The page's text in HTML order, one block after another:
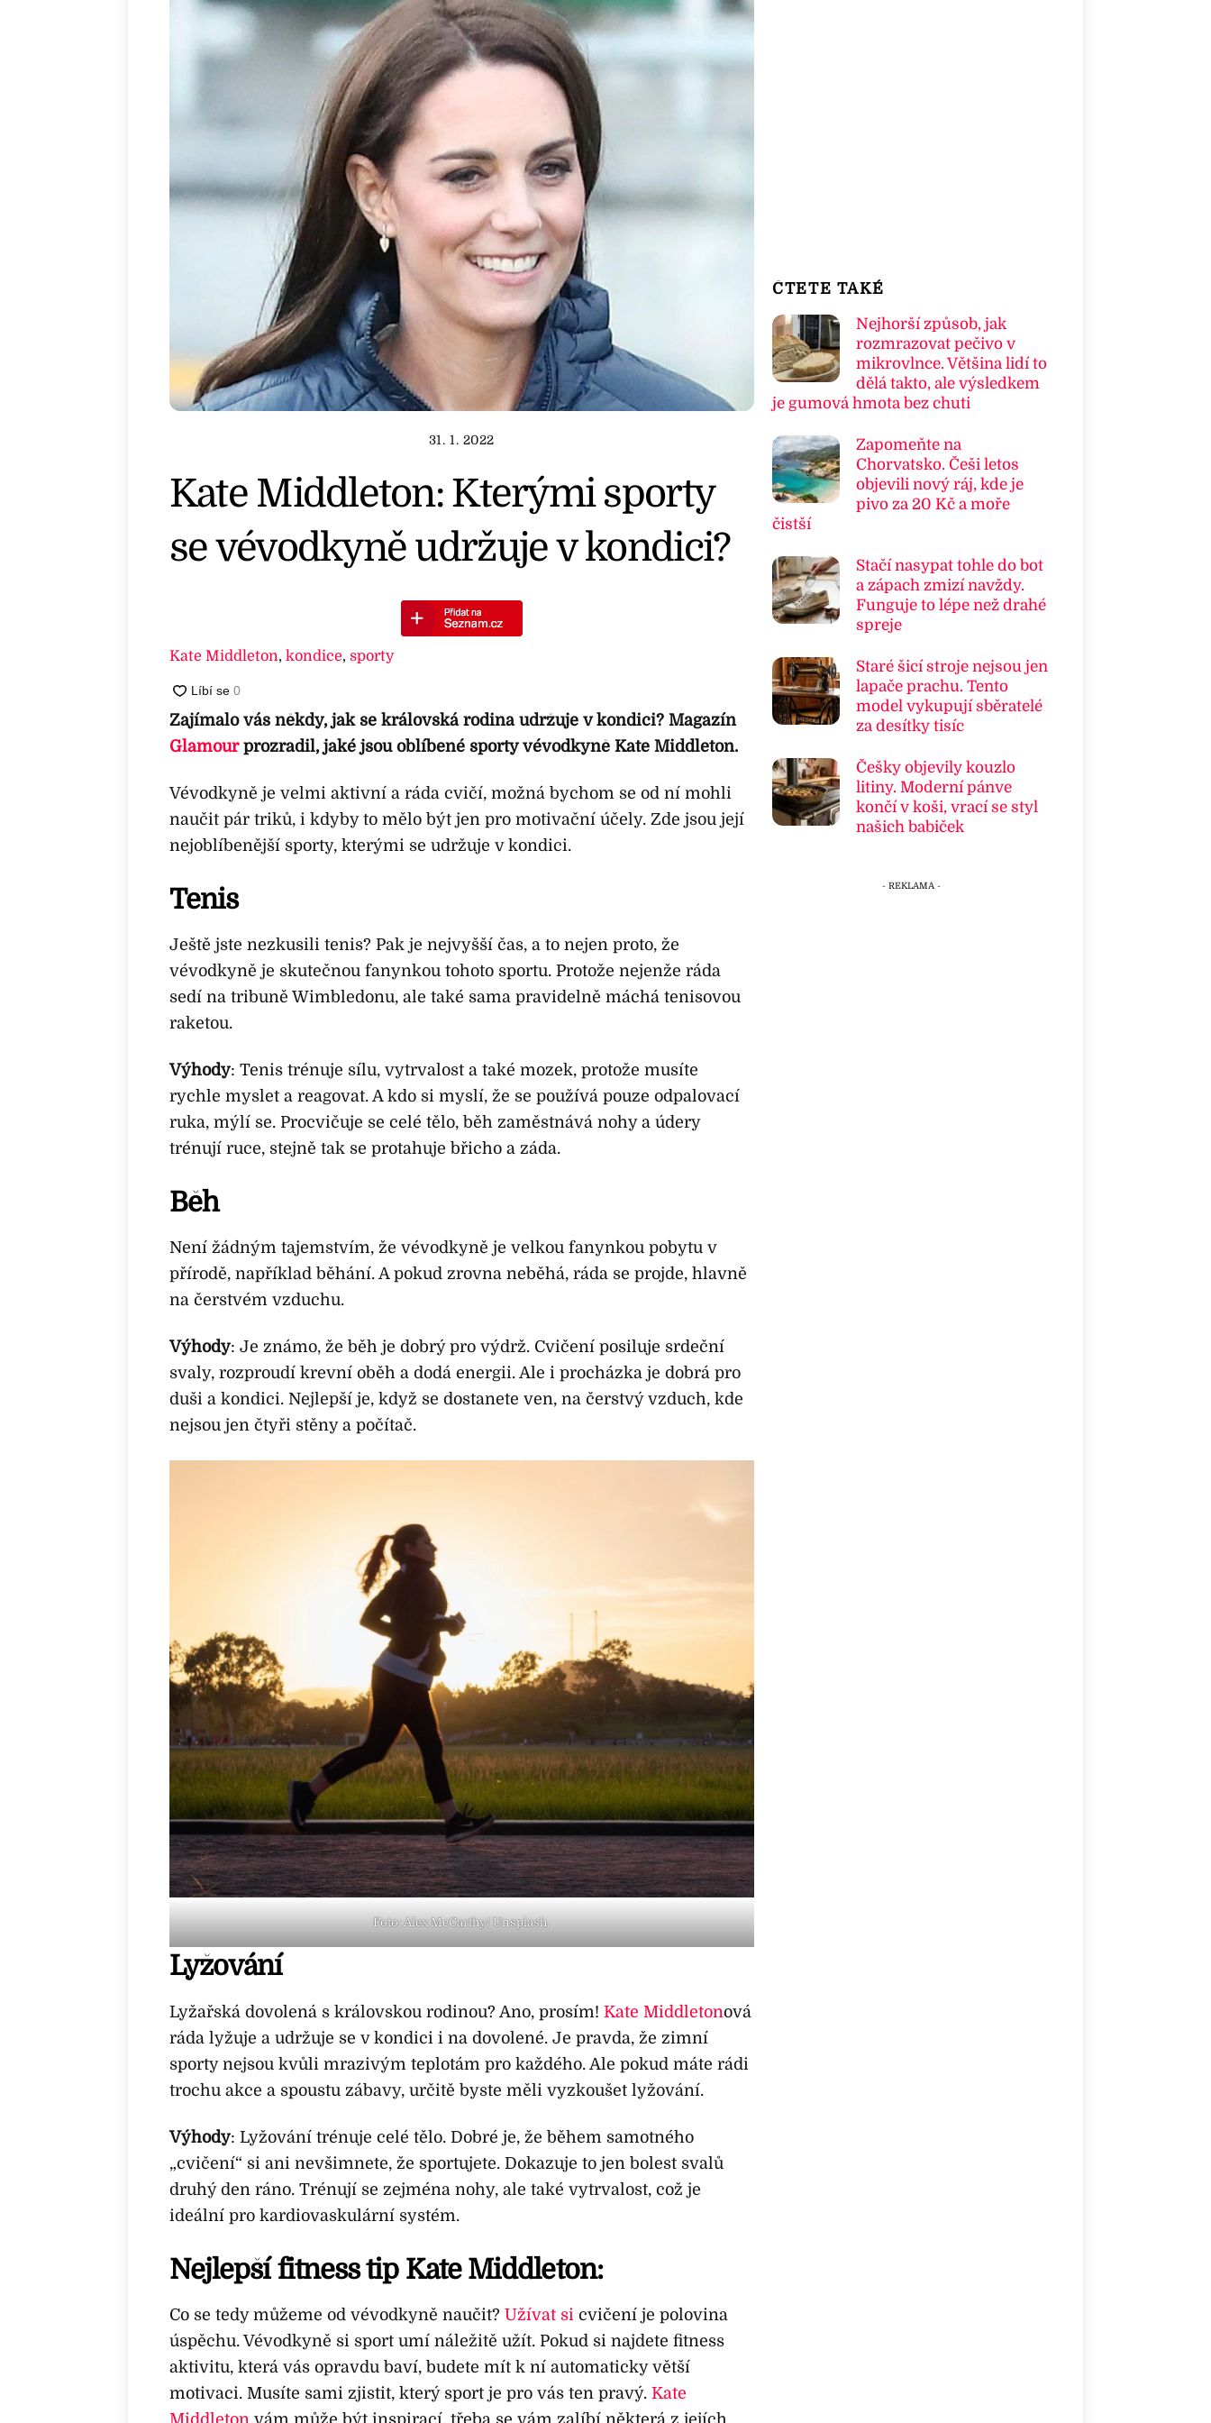
31. 1. 2022
Kate Middleton: Kterými sporty
se vévodkyně udržuje v kondici?
Kate Middleton, kondice, sporty
Zajímalo vás někdy, jak se královská rodina udržuje v kondici? Magazín
Glamourprozradil, jaké jsou oblíbené sporty vévodkyně Kate Middleton.
Vévodkyně je velmi aktivní a ráda cvičí, možná bychom se od ní mohli
naučit pár triků, i kdyby to mělo být jen pro motivační účely. Zde jsou její
nejoblíbenější sporty, kterými se udržuje v kondici.
Tenis
Ještě jste nezkusili tenis? Pak je nejvyšší čas, a to nejen proto, že
vévodkyně je skutečnou fanynkou tohoto sportu. Protože nejenže ráda
sedí na tribuně Wimbledonu, ale také sama pravidelně máchá tenisovou
raketou.
Výhody: Tenis trénuje sílu, vytrvalost a také mozek, protože musíte
rychle myslet a reagovat. A kdo si myslí, že se používá pouze odpalovací
ruka, mýlí se. Procvičuje se celé tělo, běh zaměstnává nohy a údery
trénují ruce, stejně tak se protahuje břicho a záda.
Běh
Není žádným tajemstvím, že vévodkyně je velkou fanynkou pobytu v
přírodě, například běhání. A pokud zrovna neběhá, ráda se projde, hlavně
na čerstvém vzduchu.
Výhody: Je známo, že běh je dobrý pro výdrž. Cvičení posiluje srdeční
svaly, rozproudí krevní oběh a dodá energii. Ale i procházka je dobrá pro
duši a kondici. Nejlepší je, když se dostanete ven, na čerstvý vzduch, kde
nejsou jen čtyři stěny a počítač.
Foto: Alex McCarthy/ Unsplash.
Lyžování
Lyžařská dovolená s královskou rodinou? Ano, prosím! Kate Middletonová
ráda lyžuje a udržuje se v kondici i na dovolené. Je pravda, že zimní
sporty nejsou kvůli mrazivým teplotám pro každého. Ale pokud máte rádi
trochu akce a spoustu zábavy, určitě byste měli vyzkoušet lyžování.
Výhody: Lyžování trénuje celé tělo. Dobré je, že během samotného
„cvičení“ si ani nevšimnete, že sportujete. Dokazuje to jen bolest svalů
druhý den ráno. Trénují se zejména nohy, ale také vytrvalost, což je
ideální pro kardiovaskulární systém.
Nejlepší fitness tip Kate Middleton:
Co se tedy můžeme od vévodkyně naučit? Užívat si cvičení je polovina
úspěchu. Vévodkyně si sport umí náležitě užít. Pokud si najdete fitness
aktivitu, která vás opravdu baví, budete mít k ní automaticky větší
motivaci. Musíte sami zjistit, který sport je pro vás ten pravý. Kate
Middleton vám může být inspirací, třeba se vám zalíbí některá z jejích
ČTETE TAKÉ
Nejhorší způsob, jak
rozmrazovat pečivo v
mikrovlnce. Většina lidí to
dělá takto, ale výsledkem
je gumová hmota bez chuti
Zapomeňte na
Chorvatsko. Češi letos
objevili nový ráj, kde je
pivo za 20 Kč a moře
čistší
Stačí nasypat tohle do bot
a zápach zmizí navždy.
Funguje to lépe než drahé
spreje
Staré šicí stroje nejsou jen
lapače prachu. Tento
model vykupují sběratelé
za desítky tisíc
Češky objevily kouzlo
litiny. Moderní pánve
končí v koši, vrací se styl
našich babiček